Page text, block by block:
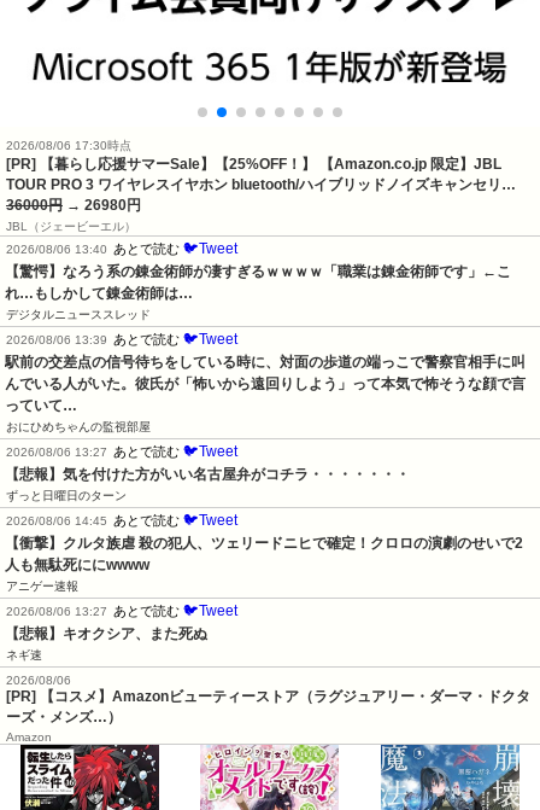
2026/08/06 17:30時点
[PR] 【暮らし応援サマーSale】【25%OFF！】 【Amazon.co.jp 限定】JBL
TOUR PRO 3 ワイヤレスイヤホン bluetooth/ハイブリッドノイズキャンセリ…
36000円 → 26980円
JBL（ジェービーエル）
2026/08/06 13:40
あとで読む 🐦Tweet
【驚愕】なろう系の錬金術師が凄すぎるｗｗｗｗ「職業は錬金術師です」←こ
れ…もしかして錬金術師は…
デジタルニューススレッド
2026/08/06 13:39
あとで読む 🐦Tweet
駅前の交差点の信号待ちをしている時に、対面の歩道の端っこで警察官相手に叫
んでいる人がいた。彼氏が「怖いから遠回りしよう」って本気で怖そうな顔で言
っていて…
おにひめちゃんの監視部屋
2026/08/06 13:27
あとで読む 🐦Tweet
【悲報】気を付けた方がいい名古屋弁がコチラ・・・・・・・
ずっと日曜日のターン
2026/08/06 14:45
あとで読む 🐦Tweet
【衝撃】クルタ族虐 殺の犯人、ツェリードニヒで確定！クロロの演劇のせいで2
人も無駄死ににwwww
アニゲー速報
2026/08/06 13:27
あとで読む 🐦Tweet
【悲報】キオクシア、また死ぬ
ネギ速
2026/08/06
[PR] 【コスメ】Amazonビューティーストア（ラグジュアリー・ダーマ・ドクタ
ーズ・メンズ…）
Amazon